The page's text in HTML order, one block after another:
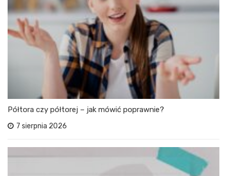
Półtora czy półtorej – jak mówić poprawnie?
7 sierpnia 2026